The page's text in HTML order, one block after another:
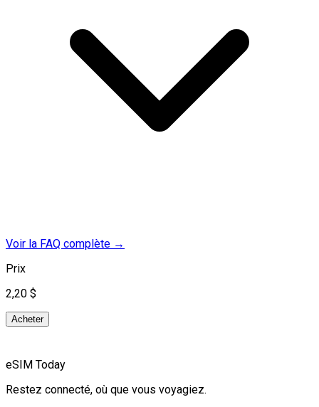
Voir la FAQ complète →
Prix
2,20 $
Acheter
eSIM Today
Restez connecté, où que vous voyagiez.